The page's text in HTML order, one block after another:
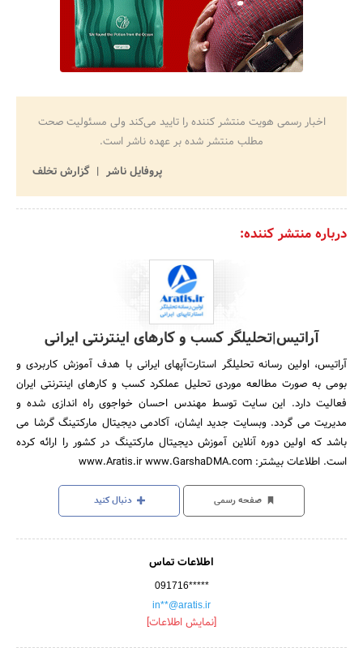
اخبار رسمی هویت منتشر کننده را تایید می‌کند ولی مسئولیت صحت
مطلب منتشر شده بر عهده ناشر است.
پروفایل ناشر
گزارش تخلف
درباره منتشر کننده:
آراتیس|تحلیلگر کسب و کارهای اینترنتی ایرانی
آراتیس، اولین رسانه تحلیلگر استارت‌آپهای ایرانی با هدف آموزش کاربردی و
بومی به صورت مطالعه موردی تحلیل عملکرد کسب و کارهای اینترنتی ایران
فعالیت دارد. این سایت توسط مهندس احسان خواجوی راه اندازی شده و
مدیریت می گردد. وبسایت جدید ایشان، آکادمی دیجیتال مارکتینگ گرشا می
باشد که اولین دوره آنلاین آموزش دیجیتال مارکتینگ در کشور را ارائه کرده
است. اطلاعات بیشتر: www.Aratis.ir www.GarshaDMA.com
صفحه رسمی دنبال کنید
اطلاعات تماس
091716*****
in**@aratis.ir
[نمایش اطلاعات]